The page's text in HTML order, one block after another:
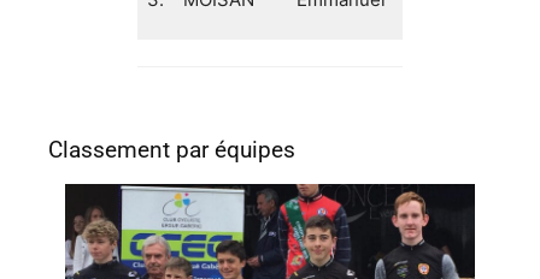
Classement par équipes